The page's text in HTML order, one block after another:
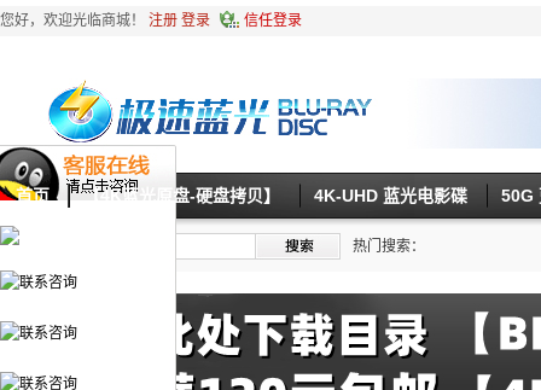
您好，欢迎光临商城！ 注册 登录 信任登录
首页 【4K蓝光原盘-硬盘拷贝】 4K-UHD 蓝光电影碟 50G
热门搜索：